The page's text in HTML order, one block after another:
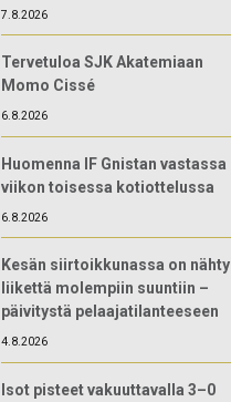
7.8.2026
Tervetuloa SJK Akatemiaan
Momo Cissé
6.8.2026
Huomenna IF Gnistan vastassa
viikon toisessa kotiottelussa
6.8.2026
Kesän siirtoikkunassa on nähty
liikettä molempiin suuntiin –
päivitystä pelaajatilanteeseen
4.8.2026
Isot pisteet vakuuttavalla 3–0